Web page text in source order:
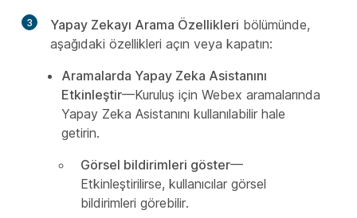
3 Yapay Zekayı Arama Özellikleri bölümünde,
aşağıdaki özellikleri açın veya kapatın:
Aramalarda Yapay Zeka Asistanını
Etkinleştir—Kuruluş için Webex aramalarında
Yapay Zeka Asistanını kullanılabilir hale
getirin.
Görsel bildirimleri göster—
Etkinleştirilirse, kullanıcılar görsel
bildirimleri görebilir.